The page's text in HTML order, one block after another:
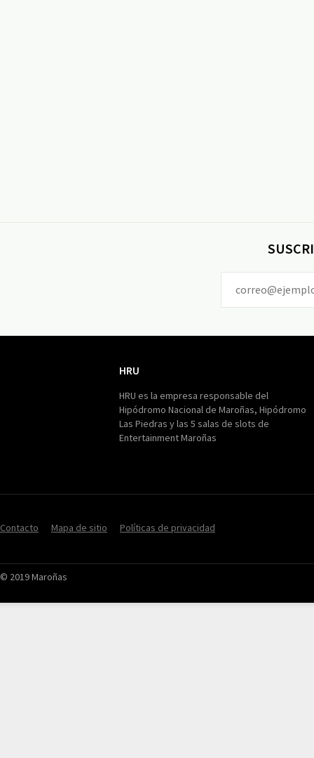
HRU
HRU es la empresa responsable del
Hipódromo Nacional de Maroñas, Hipódromo
Las Piedras y las 5 salas de slots de
Entertainment Maroñas
Contacto Mapa de sitio Políticas de privacidad
© 2019 Maroñas